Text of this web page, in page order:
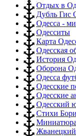
Отдых в
Дубль Гис
Одесса -
Одесситы
Карта
Одесская
История
Оборона
Одесса
Одесские
Одесские
Одесский
Стихи